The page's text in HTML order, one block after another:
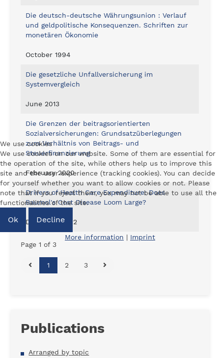
Die deutsch-deutsche Währungsunion : Verlauf
und geldpolitische Konsequenzen. Schriften zur
monetären Ökonomie
October 1994
Die gesetzliche Unfallversicherung im
Systemvergleich
June 2013
Die Grenzen der beitragsorientierten
Sozialversicherungen: Grundsatzüberlegungen
zum Verhältnis von Beitrags- und
Steuerfinanzierung
February 2020
Drivers of Health Care Expenditure: Does
Baumol's Cost Disease Loom Large?
December 2012
Page 1 of 3
1 2 3
Publications
Arranged by topic
We use cookies
We use cookies on our website. Some of them are essential for
the operation of the site, while others help us to improve this
site and the user experience (tracking cookies). You can decide
for yourself whether you want to allow cookies or not. Please
note that if you reject them, you may not be able to use all the
functionalities of the site.
Ok Decline
More information | Imprint